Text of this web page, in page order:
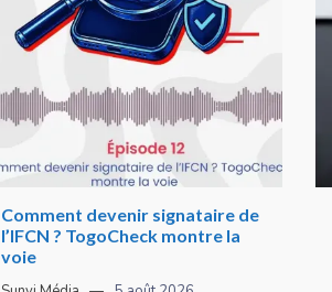
Comment devenir signataire de
l’IFCN ? TogoCheck montre la
voie